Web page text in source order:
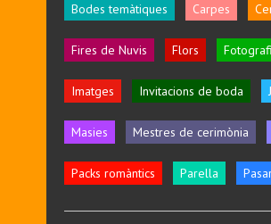
Bodes temàtiques Carpes
Fires de Nuvis Flors
Imatges Invitacions de boda
Masies Mestres de cerimònia
Packs romàntics Parella